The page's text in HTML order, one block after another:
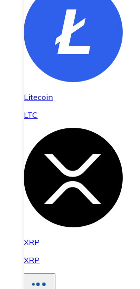
Litecoin
LTC
XRP
XRP